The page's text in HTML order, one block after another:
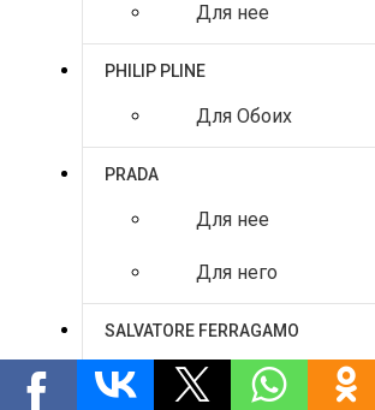
Для нее
PHILIP PLINE
Для Обоих
PRADA
Для нее
Для него
SALVATORE FERRAGAMO
Для нее